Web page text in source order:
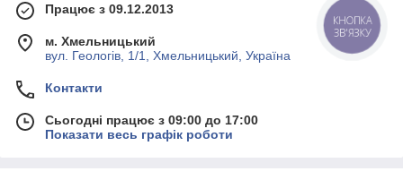
Працює з 09.12.2013
м. Хмельницький
вул. Геологів, 1/1, Хмельницький, Україна
Контакти
Сьогодні працює з 09:00 до 17:00
Показати весь графік роботи
КНОПКА
ЗВ'ЯЗКУ